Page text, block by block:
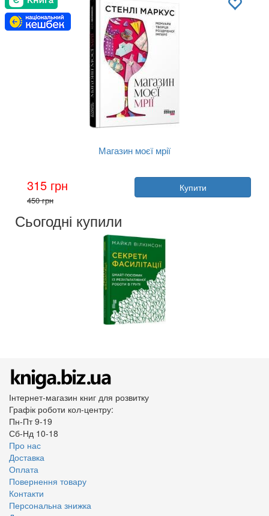
Магазин моєї мрії
Стенлі Маркус
Видавництво:Фабула
Мова:
315 грн
450 грн
Купити
Сьогодні купили
Інтернет-магазин книг для розвитку
Графік роботи кол-центру:
Пн-Пт 9-19
Сб-Нд 10-18
Про нас
Доставка
Оплата
Повернення товару
Контакти
Персональна знижка